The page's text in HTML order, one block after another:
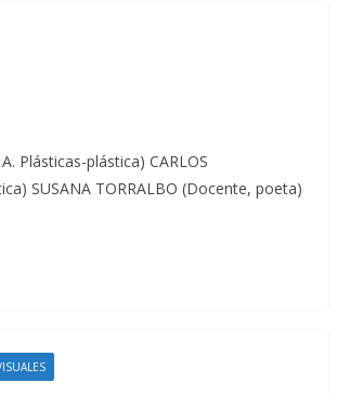
Plásticas-plástica) CARLOS
SUSANA TORRALBO (Docente, poeta)